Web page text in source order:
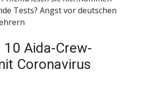
Tests? Angst vor deutschen
10 Aida-Crew-
Coronavirus